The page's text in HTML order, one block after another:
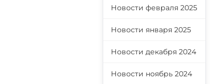
Новости февраля 2025
Новости января 2025
Новости декабря 2024
Новости ноябрь 2024